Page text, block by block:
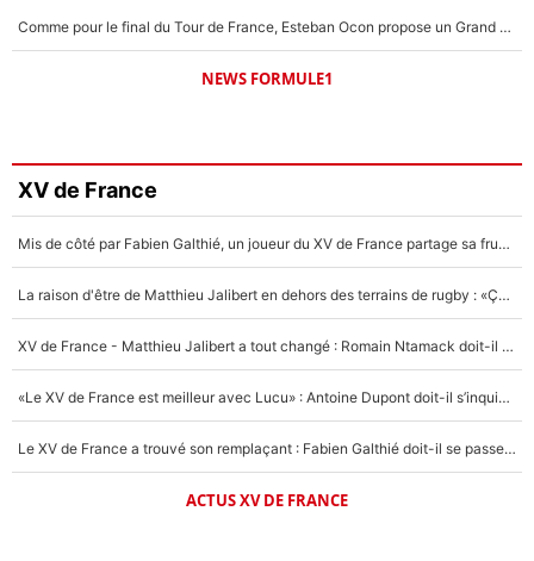
Comme pour le final du Tour de France, Esteban Ocon propose un Grand Prix de Formule 1 à Paris : «Autour de l’Arc de Triomphe, ce serait génial» !
NEWS FORMULE1
XV de France
Mis de côté par Fabien Galthié, un joueur du XV de France partage sa frustration : «ils ne me l’ont pas dit tout de suite»
La raison d'être de Matthieu Jalibert en dehors des terrains de rugby : «Ça m'atteint autant que si tu touches à un membre de ma famille»
XV de France - Matthieu Jalibert a tout changé : Romain Ntamack doit-il s’inquiéter pour sa place à un an de la Coupe du monde ?
«Le XV de France est meilleur avec Lucu» : Antoine Dupont doit-il s’inquiéter pour sa place ?
Le XV de France a trouvé son remplaçant : Fabien Galthié doit-il se passer d'Antoine Dupont ?
ACTUS XV DE FRANCE